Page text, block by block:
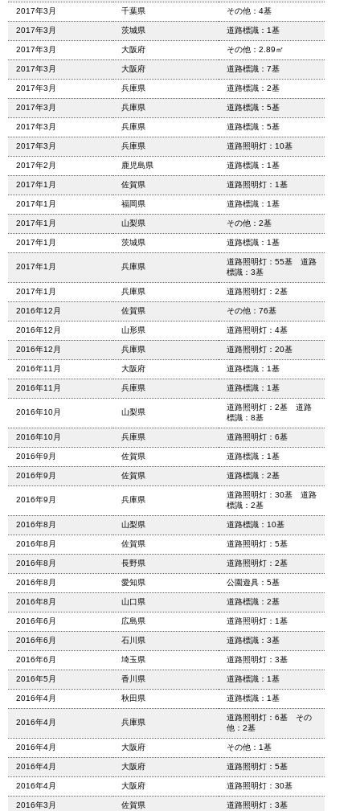
2017年3月 千葉県 その他：4基
2017年3月 茨城県 道路標識：1基
2017年3月 大阪府 その他：2.89㎡
2017年3月 大阪府 道路標識：7基
2017年3月 兵庫県 道路標識：2基
2017年3月 兵庫県 道路標識：5基
2017年3月 兵庫県 道路標識：5基
2017年3月 兵庫県 道路照明灯：10基
2017年2月 鹿児島県 道路標識：1基
2017年1月 佐賀県 道路照明灯：1基
2017年1月 福岡県 道路標識：1基
2017年1月 山梨県 その他：2基
2017年1月 茨城県 道路標識：1基
2017年1月 兵庫県
道路照明灯：55基 道路
標識：3基
2017年1月 兵庫県 道路照明灯：2基
2016年12月 佐賀県 その他：76基
2016年12月 山形県 道路照明灯：4基
2016年12月 兵庫県 道路照明灯：20基
2016年11月 大阪府 道路標識：1基
2016年11月 兵庫県 道路標識：1基
2016年10月 山梨県
道路照明灯：2基 道路
標識：8基
2016年10月 兵庫県 道路照明灯：6基
2016年9月 佐賀県 道路標識：1基
2016年9月 佐賀県 道路標識：2基
2016年9月 兵庫県
道路照明灯：30基 道路
標識：2基
2016年8月 山梨県 道路標識：10基
2016年8月 佐賀県 道路照明灯：5基
2016年8月 長野県 道路照明灯：2基
2016年8月 愛知県 公園遊具：5基
2016年8月 山口県 道路標識：2基
2016年6月 広島県 道路照明灯：1基
2016年6月 石川県 道路標識：3基
2016年6月 埼玉県 道路照明灯：3基
2016年5月 香川県 道路標識：1基
2016年4月 秋田県 道路標識：1基
2016年4月 兵庫県
道路照明灯：6基 その
他：2基
2016年4月 大阪府 その他：1基
2016年4月 大阪府 道路照明灯：5基
2016年4月 大阪府 道路照明灯：30基
2016年3月 佐賀県 道路照明灯：3基